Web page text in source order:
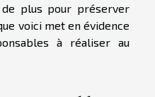
de plus pour préserver
voici met en évidence
à réaliser au